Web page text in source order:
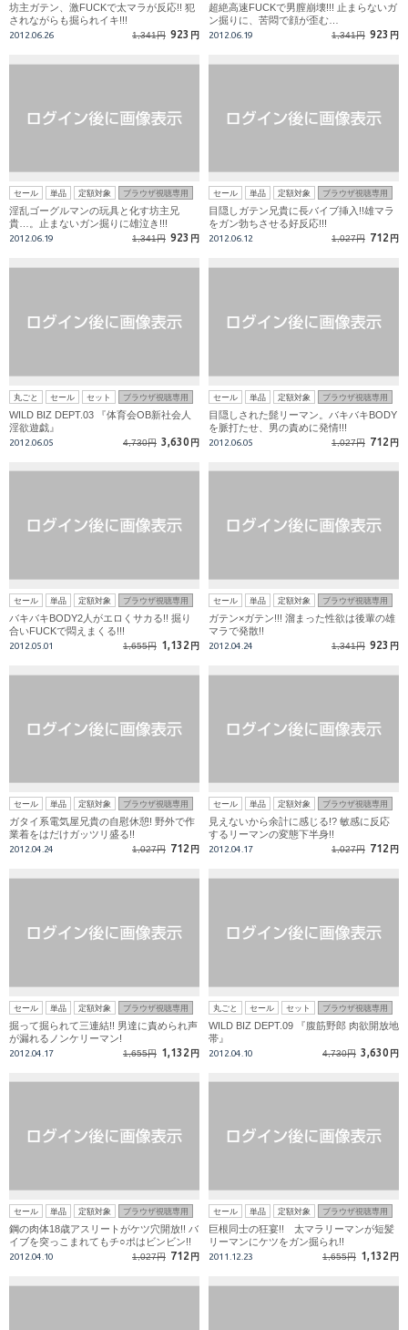
坊主ガテン、激FUCKで太マラが反応!! 犯
されながらも掘られイキ!!!
2012.06.26 1,341円 923 円
超絶高速FUCKで男膣崩壊!!! 止まらないガ
ン掘りに、苦悶で顔が歪む…
2012.06.19 1,341円 923 円
セール 単品 定額対象 ブラウザ視聴専用
淫乱ゴーグルマンの玩具と化す坊主兄
貴…。止まないガン掘りに雄泣き!!!
2012.06.19 1,341円 923 円
セール 単品 定額対象 ブラウザ視聴専用
目隠しガテン兄貴に長バイブ挿入!!雄マラ
をガン勃ちさせる好反応!!!
2012.06.12 1,027円 712 円
丸ごと セール セット ブラウザ視聴専用
WILD BIZ DEPT.03 『体育会OB新社会人
淫欲遊戯』
2012.06.05 4,730円 3,630 円
セール 単品 定額対象 ブラウザ視聴専用
目隠しされた髭リーマン。バキバキBODY
を脈打たせ、男の責めに発情!!!
2012.06.05 1,027円 712 円
セール 単品 定額対象 ブラウザ視聴専用
バキバキBODY2人がエロくサカる!! 掘り
合いFUCKで悶えまくる!!!
2012.05.01 1,655円 1,132 円
セール 単品 定額対象 ブラウザ視聴専用
ガテン×ガテン!!! 溜まった性欲は後輩の雄
マラで発散!!
2012.04.24 1,341円 923 円
セール 単品 定額対象 ブラウザ視聴専用
ガタイ系電気屋兄貴の自慰休憩! 野外で作
業着をはだけガッツリ盛る!!
2012.04.24 1,027円 712 円
セール 単品 定額対象 ブラウザ視聴専用
見えないから余計に感じる!? 敏感に反応
するリーマンの変態下半身!!
2012.04.17 1,027円 712 円
セール 単品 定額対象 ブラウザ視聴専用
掘って掘られて三連結!! 男達に責められ声
が漏れるノンケリーマン!
2012.04.17 1,655円 1,132 円
丸ごと セール セット ブラウザ視聴専用
WILD BIZ DEPT.09 『腹筋野郎 肉欲開放地
帯』
2012.04.10 4,730円 3,630 円
セール 単品 定額対象 ブラウザ視聴専用
鋼の肉体18歳アスリートがケツ穴開放!! バ
イブを突っこまれてもチ○ポはビンビン!!
2012.04.10 1,027円 712 円
セール 単品 定額対象 ブラウザ視聴専用
巨根同士の狂宴!! 太マラリーマンが短髪
リーマンにケツをガン掘られ!!
2011.12.23 1,655円 1,132 円